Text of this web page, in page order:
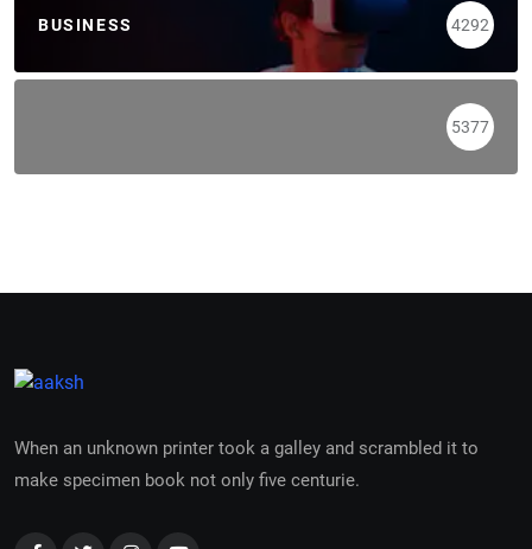
BUSINESS 4292
5377
When an unknown printer took a galley and scrambled it to
make specimen book not only five centurie.